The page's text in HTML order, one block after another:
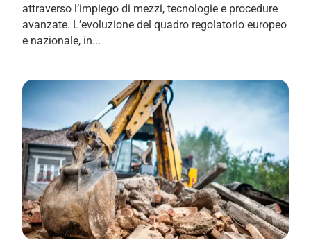
attraverso l’impiego di mezzi, tecnologie e procedure
avanzate. L’evoluzione del quadro regolatorio europeo
e nazionale, in...